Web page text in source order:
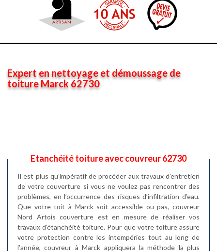
Expert en nettoyage et démoussage de
toiture Marck 62730
Etanchéité toiture avec couvreur 62730
Il est plus qu’impératif de procéder aux travaux d’entretien
de votre couverture si vous ne voulez pas rencontrer des
problèmes, en l’occurrence des risques d’infiltration d’eau.
Que votre toit à Marck soit accessible ou pas, couvreur
Nord Artois couverture est en mesure de réaliser vos
travaux d’étanchéité toiture. Pour que votre toiture assure
votre protection contre les intempéries tout au long de
l’année, couvreur à Marck appliquera la méthode la plus